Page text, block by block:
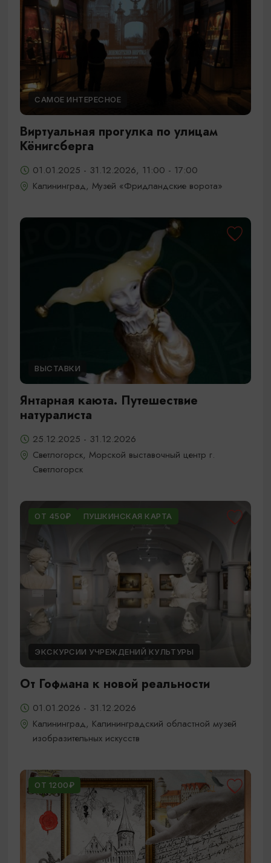
САМОЕ ИНТЕРЕСНОЕ
Виртуальная прогулка по улицам
Кёнигсберга
01.01.2025 - 31.12.2026, 11:00 - 17:00
Калининград, Музей «Фридландские ворота»
ВЫСТАВКИ
Янтарная каюта. Путешествие
натуралиста
25.12.2025 - 31.12.2026
Светлогорск, Морской выставочный центр г.
Светлогорск
ОТ 450₽ ПУШКИНСКАЯ КАРТА
ЭКСКУРСИИ УЧРЕЖДЕНИЙ КУЛЬТУРЫ
От Гофмана к новой реальности
01.01.2026 - 31.12.2026
Калининград, Калининградский областной музей
изобразительных искусств
ОТ 1200₽